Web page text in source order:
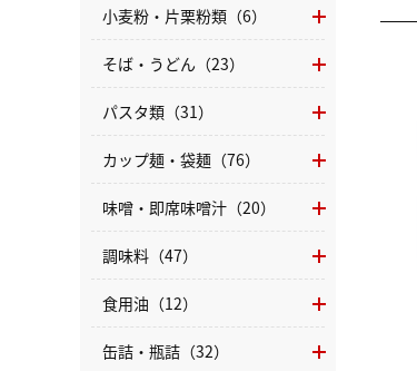
小麦粉・片栗粉類（6）
そば・うどん（23）
パスタ類（31）
カップ麺・袋麺（76）
味噌・即席味噌汁（20）
調味料（47）
食用油（12）
缶詰・瓶詰（32）